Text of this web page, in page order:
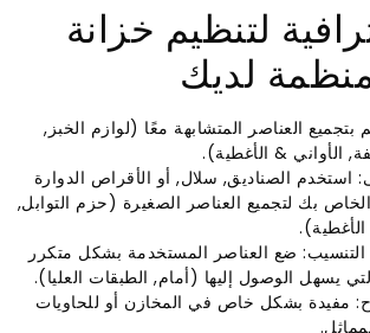
لتنظيم خزانة
لديك
العناصر المتشابهة معًا (لوازم الخبز,
الأواني & الأغطية).
استخدم الصناديق, سلال, أو الأقراص الدوارة
بك لتجميع العناصر الصغيرة (حزم التوابل,
التنسيب: ضع العناصر المستخدمة بشكل متكرر
يسهل الوصول إليها (أمام, الطبقات العليا).
مفيدة بشكل خاص في المخازن أو للحاويات